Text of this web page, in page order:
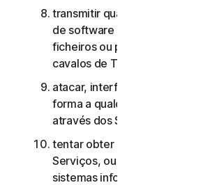
transmitir qualquer material
de software ou outro código
ficheiros ou programas
cavalos de Troia, worms ou
atacar, interferir, negar o
forma a qualquer outra rede,
através dos Serviços;
tentar obter acesso não
Serviços, ou às contas de
sistemas informáticos ou redes